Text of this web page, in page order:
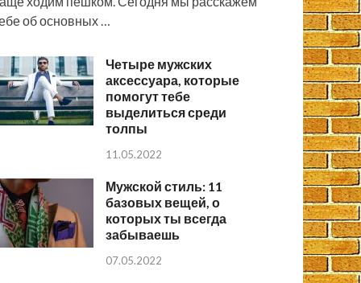
об основных …
Четыре мужских
аксессуара, которые
помогут тебе
выделиться среди
толпы
11.05.2022
Мужской стиль: 11
базовых вещей, о
которых ты всегда
забываешь
07.05.2022